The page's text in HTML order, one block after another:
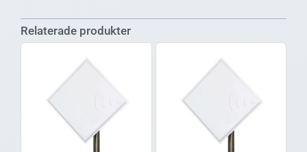
Relaterade produkter